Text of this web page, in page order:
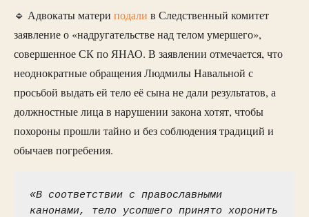
🔹 Адвокаты матери подали в Следственный комитет
заявление о «надругательстве над телом умершего»,
совершенное СК по ЯНАО. В заявлении отмечается, что
неоднократные обращения Людмилы Навальной с
просьбой выдать ей тело её сына не дали результатов, а
должностные лица в нарушении закона хотят, чтобы
похороны прошли тайно и без соблюдения традиций и
обычаев погребения.
«В соответствии с православными
канонами, тело усопшего принято хоронить